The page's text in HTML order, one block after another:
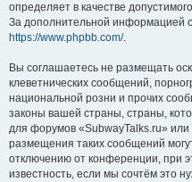
определяет в качестве
За дополнительной информацией
https://www.phpbb.com/.
Вы соглашаетесь не размещать
клеветнических сообщений,
национальной розни и прочих
законы вашей страны, страны,
для форумов «SubwayTalks.ru»
размещения таких сообщений
отключению от конференции, при
известность, если мы сочтём это